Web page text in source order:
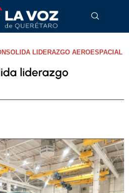
LIDERAZGO AEROESPACIAL
liderazgo